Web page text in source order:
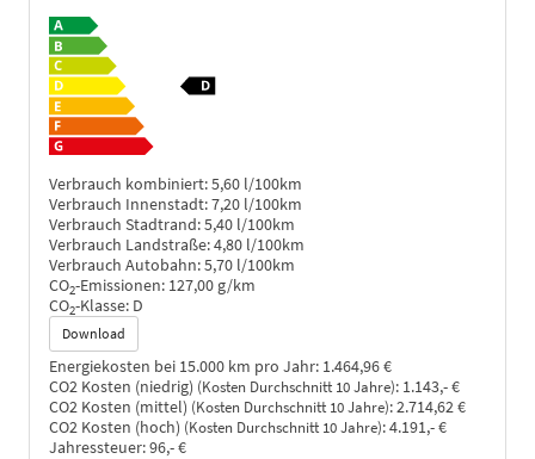
Verbrauch kombiniert:5,60 l/100km
Verbrauch Innenstadt:7,20 l/100km
Verbrauch Stadtrand:5,40 l/100km
Verbrauch Landstraße:4,80 l/100km
Verbrauch Autobahn:5,70 l/100km
CO2-Emissionen: 127,00 g/km
CO2-Klasse: D
Download
Energiekosten bei 15.000 km pro Jahr: 1.464,96 €
CO2 Kosten (niedrig) (Kosten Durchschnitt 10 Jahre): 1.143,- €
CO2 Kosten (mittel) (Kosten Durchschnitt 10 Jahre):2.714,62 €
CO2 Kosten (hoch) (Kosten Durchschnitt 10 Jahre):4.191,- €
Jahressteuer:96,- €